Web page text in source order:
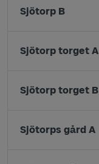
Sjötorp B
Sjötorp torget A
Sjötorp torget B
Sjötorps gård A